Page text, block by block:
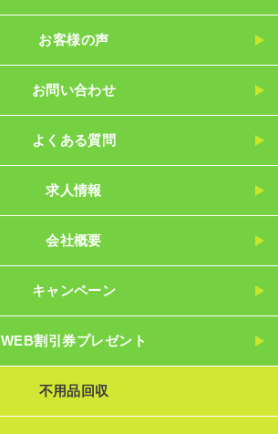
お客様の声
お問い合わせ
よくある質問
求人情報
会社概要
キャンペーン
WEB割引券プレゼント
不用品回収